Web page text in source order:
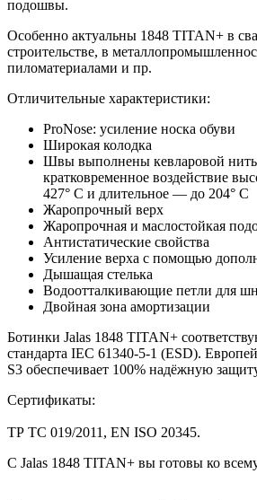
подошвы.
Особенно актуальны 1848 TITAN+ в
строительстве, в
пиломатериалами и пр.
Отличительные характеристики:
ProNose: усиление носка обуви
Широкая колодка
Швы выполнены кевларовой
кратковременное воздействие
427° C и длительное — до 204° C
Жаропрочный верх
Жаропрочная и маслостойкая
Антистатические свойства
Усиление верха с помощью
Дышащая стелька
Водоотталкивающие петли для
Двойная зона амортизации
Ботинки Jalas 1848 TITAN+
стандарта IEC 61340-5-1 (ESD).
S3 обеспечивает 100% надёжную
Сертификаты:
ТР ТС 019/2011, EN ISO 20345.
С Jalas 1848 TITAN+ вы готовы ко